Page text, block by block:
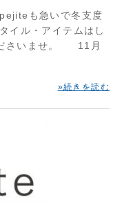
pejiteも急いで冬支度
イル・アイテムはし
ださいませ。 11月
»続きを読む